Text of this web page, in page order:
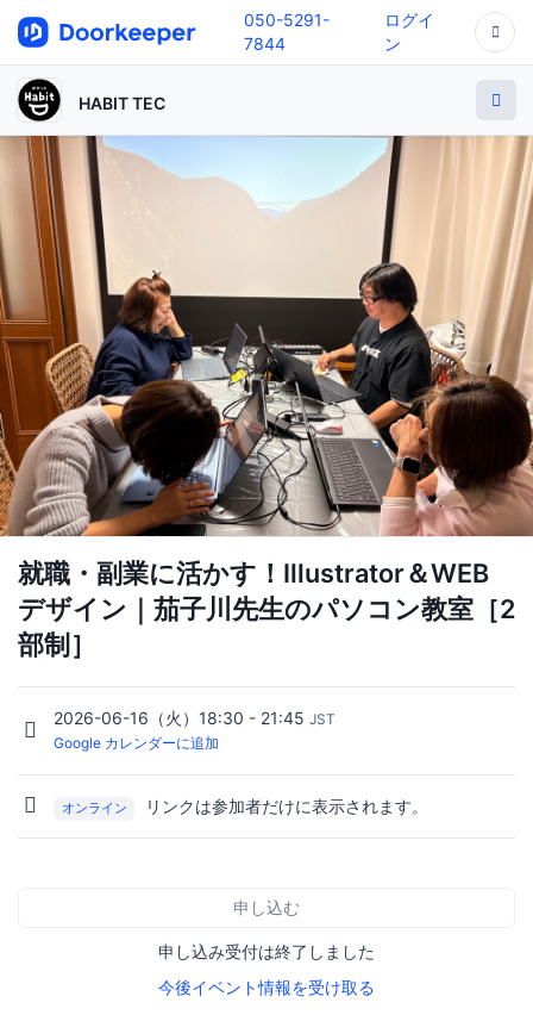
050-5291-
7844
ログイ
ン
HABIT TEC
就職・副業に活かす！Illustrator＆WEB
デザイン｜茄子川先生のパソコン教室［2
部制］
2026-06-16（火）18:30 - 21:45 JST
Google カレンダーに追加
オンライン リンクは参加者だけに表示されます。
申し込む
申し込み受付は終了しました
今後イベント情報を受け取る